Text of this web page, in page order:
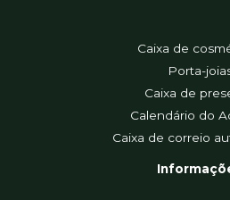
Caixa de
Porta-
Caixa de
Calendário do
Caixa de correio